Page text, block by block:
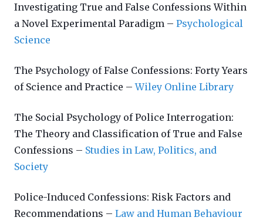
Investigating True and False Confessions Within
a Novel Experimental Paradigm – Psychological
Science
The Psychology of False Confessions: Forty Years
of Science and Practice –Wiley Online Library
The Social Psychology of Police Interrogation:
The Theory and Classification of True and False
Confessions – Studies in Law, Politics, and
Society
Police-Induced Confessions: Risk Factors and
Recommendations – Law and Human Behaviour